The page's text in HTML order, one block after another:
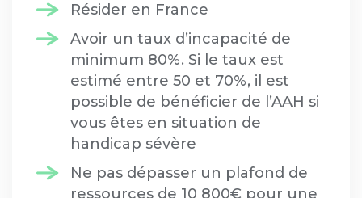
Résider en France
Avoir un taux d’incapacité de
minimum 80%. Si le taux est
estimé entre 50 et 70%, il est
possible de bénéficier de l’AAH si
vous êtes en situation de
handicap sévère
Ne pas dépasser un plafond de
ressources de 10 800€ pour une